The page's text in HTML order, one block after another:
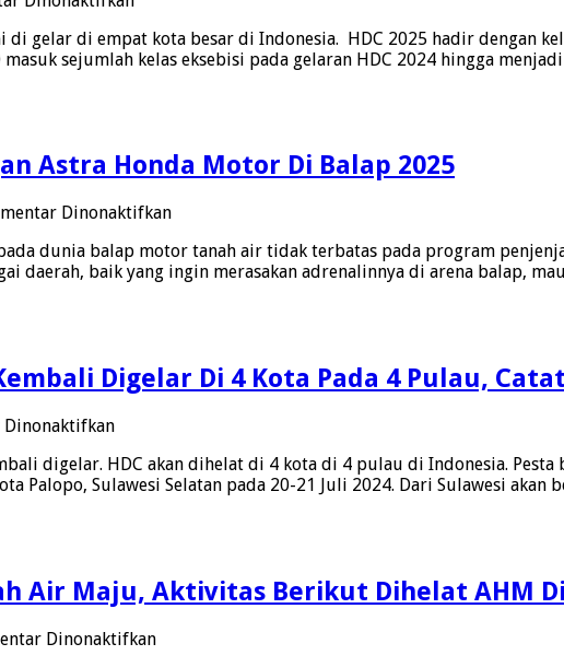
Balap
Seru
Dream
Cup
Vario
di gelar di empat kota besar di Indonesia. HDC 2025 hadir dengan
sejumlah kelas eksebisi pada gelaran HDC 2024 hingga
Astra Honda Motor Di Balap 2025
Dinonaktifkanpada
Dan
Dukungan
Balap
dunia balap motor tanah air tidak terbatas pada program
daerah, baik yang ingin merasakan adrenalinnya di arena balap,
Digelar Di 4 Kota Pada 4 Pulau,
Dinonaktifkanpada
2024 Siap
Kembali
Pada
4
Pulau,
digelar. HDC akan dihelat di 4 kota di 4 pulau di Indonesia.
Palopo, Sulawesi Selatan pada 20-21 Juli 2024. Dari Sulawesi
Air Maju, Aktivitas Berikut Dihelat AHM
Dinonaktifkanpada